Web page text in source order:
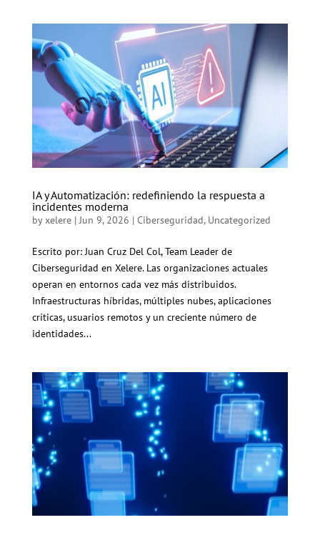
IA y Automatización: redefiniendo la respuesta a
incidentes moderna
byxelere|Jun 9, 2026 | Ciberseguridad, Uncategorized
Escrito por: Juan Cruz Del Col, Team Leader de
Ciberseguridad en Xelere. Las organizaciones actuales
operan en entornos cada vez más distribuidos.
Infraestructuras híbridas, múltiples nubes, aplicaciones
críticas, usuarios remotos y un creciente número de
identidades...